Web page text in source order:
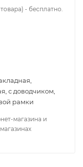
- бесплатно.
с доводчиком,
рамки
магазина и